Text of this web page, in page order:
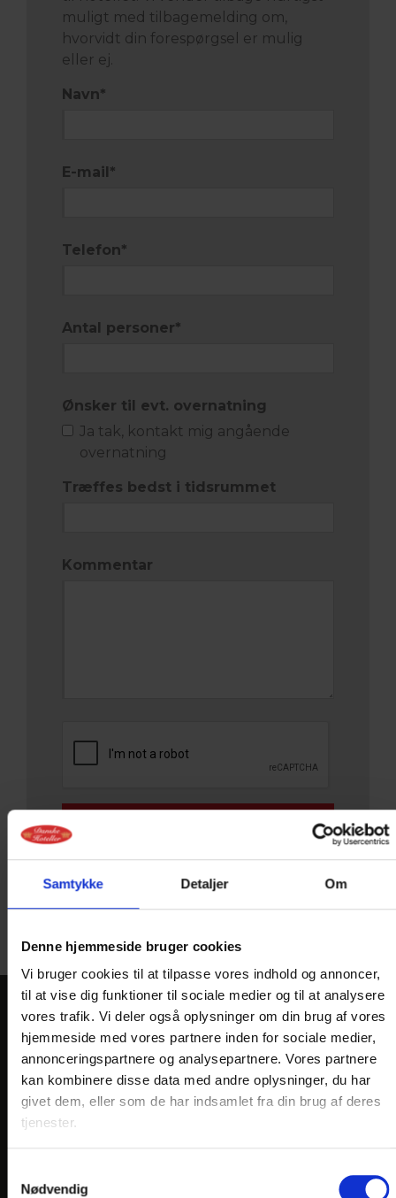
Samtykke Detaljer Om
Denne hjemmeside bruger cookies
Vi bruger cookies til at tilpasse vores indhold og annoncer,
til at vise dig funktioner til sociale medier og til at analysere
vores trafik. Vi deler også oplysninger om din brug af vores
hjemmeside med vores partnere inden for sociale medier,
annonceringspartnere og analysepartnere. Vores partnere
kan kombinere disse data med andre oplysninger, du har
givet dem, eller som de har indsamlet fra din brug af deres
tjenester.
Nødvendig
muligt med tilbagemelding om,
hvorvidt din forespørgsel er mulig
eller ej.
Navn*
E-mail*
Telefon*
Antal personer*
Ønsker til evt. overnatning
Ja tak, kontakt mig angående
overnatning
Træffes bedst i tidsrummet
Kommentar
forespørgsel pr. mail
KONTAKT
Hotel Postgaarden
Oldenborggade 4
DK-7000 Fredericia